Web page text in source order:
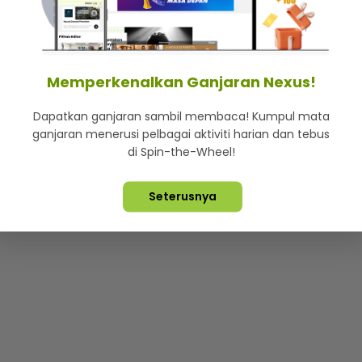
Lebih hot, viral dan sensasi
Terpelihara © 2026. Star Media Group Berhad [197101000523
Memperkenalkan Ganjaran Nexus!
Dapatkan ganjaran sambil membaca! Kumpul mata
ganjaran menerusi pelbagai aktiviti harian dan tebus
di Spin-the-Wheel!
Seterusnya